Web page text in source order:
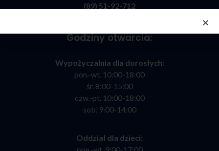
(89) 51-92-712
Godziny otwarcia:
Wypożyczalnia dla dorosłych:
pon.-wt. 10:00-18:00
śr. 8:00-15:00
czw.-pt. 10:00-18:00
sob. 9:00-14:00
Oddział dla dzieci: